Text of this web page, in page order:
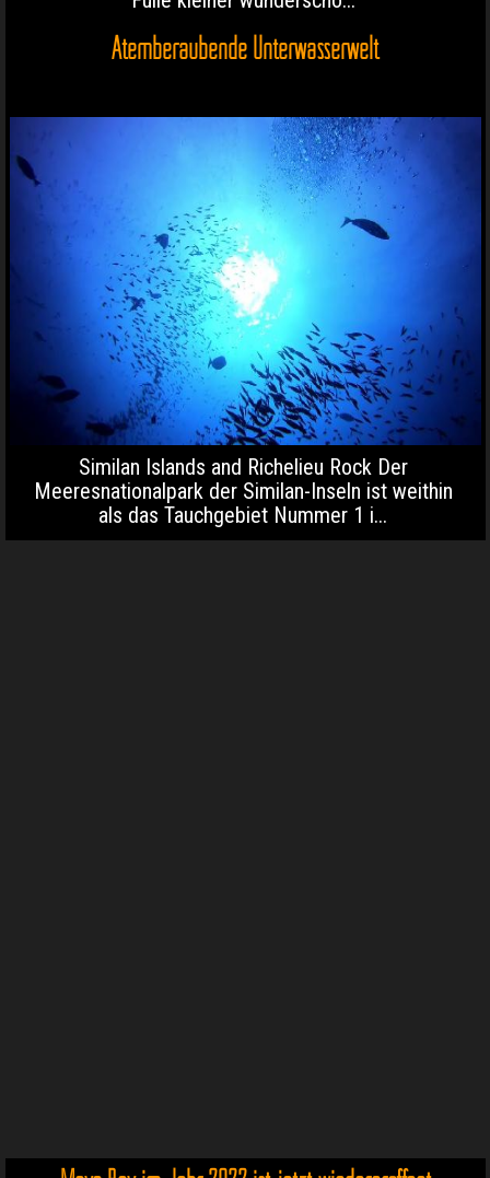
Atemberaubende Unterwasserwelt
Similan Islands and Richelieu Rock Der
Meeresnationalpark der Similan-Inseln ist weithin
als das Tauchgebiet Nummer 1 i...